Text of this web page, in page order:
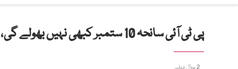
پی ٹی آئی سانحہ 10 ستمبر کبھی نہیں بھولے گی، بیرسٹر گوہر